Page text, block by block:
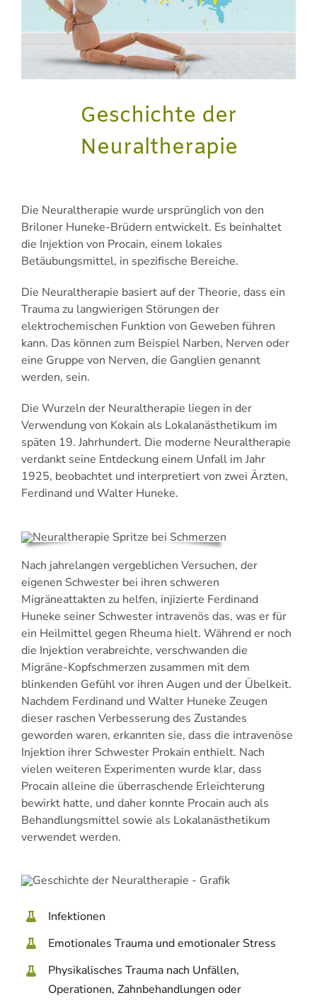
Geschichte der
Neuraltherapie
Die Neuraltherapie wurde ursprünglich von den
Briloner Huneke-Brüdern entwickelt. Es beinhaltet
die Injektion von Procain, einem lokales
Betäubungsmittel, in spezifische Bereiche.
Die Neuraltherapie basiert auf der Theorie, dass ein
Trauma zu langwierigen Störungen der
elektrochemischen Funktion von Geweben führen
kann. Das können zum Beispiel Narben, Nerven oder
eine Gruppe von Nerven, die Ganglien genannt
werden, sein.
Die Wurzeln der Neuraltherapie liegen in der
Verwendung von Kokain als Lokalanästhetikum im
späten 19. Jahrhundert. Die moderne Neuraltherapie
verdankt seine Entdeckung einem Unfall im Jahr
1925, beobachtet und interpretiert von zwei Ärzten,
Ferdinand und Walter Huneke.
Nach jahrelangen vergeblichen Versuchen, der
eigenen Schwester bei ihren schweren
Migräneattakten zu helfen, injizierte Ferdinand
Huneke seiner Schwester intravenös das, was er für
ein Heilmittel gegen Rheuma hielt. Während er noch
die Injektion verabreichte, verschwanden die
Migräne-Kopfschmerzen zusammen mit dem
blinkenden Gefühl vor ihren Augen und der Übelkeit.
Nachdem Ferdinand und Walter Huneke Zeugen
dieser raschen Verbesserung des Zustandes
geworden waren, erkannten sie, dass die intravenöse
Injektion ihrer Schwester Prokain enthielt. Nach
vielen weiteren Experimenten wurde klar, dass
Procain alleine die überraschende Erleichterung
bewirkt hatte, und daher konnte Procain auch als
Behandlungsmittel sowie als Lokalanästhetikum
verwendet werden.
Infektionen
Emotionales Trauma und emotionaler Stress
Physikalisches Trauma nach Unfällen,
Operationen, Zahnbehandlungen oder